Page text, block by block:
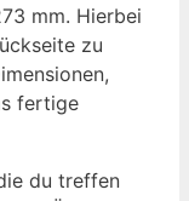
mm. Hierbei
zu
fertige
du treffen